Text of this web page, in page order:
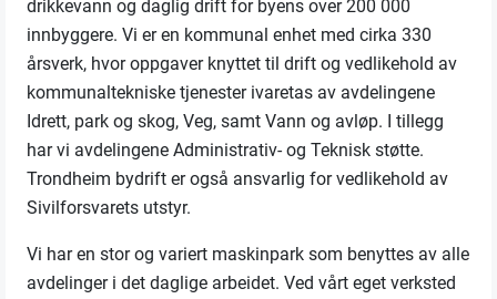
drikkevann og daglig drift for byens over 200 000
innbyggere. Vi er en kommunal enhet med cirka 330
årsverk, hvor oppgaver knyttet til drift og vedlikehold av
kommunaltekniske tjenester ivaretas av avdelingene
Idrett, park og skog, Veg, samt Vann og avløp. I tillegg
har vi avdelingene Administrativ- og Teknisk støtte.
Trondheim bydrift er også ansvarlig for vedlikehold av
Sivilforsvarets utstyr.
Vi har en stor og variert maskinpark som benyttes av alle
avdelinger i det daglige arbeidet. Ved vårt eget verksted